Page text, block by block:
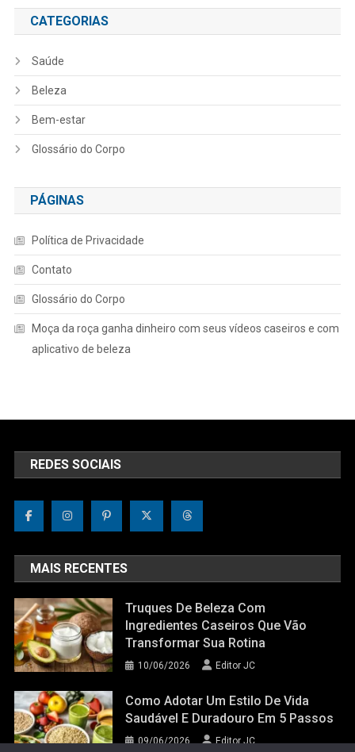
CATEGORIAS
Saúde
Beleza
Bem-estar
Glossário do Corpo
PÁGINAS
Política de Privacidade
Contato
Glossário do Corpo
Moça da roça ganha dinheiro com seus vídeos caseiros e com
aplicativo de beleza
REDES SOCIAIS
MAIS RECENTES
Truques De Beleza Com
Ingredientes Caseiros Que Vão
Transformar Sua Rotina
10/06/2026 Editor JC
Como Adotar Um Estilo De Vida
Saudável E Duradouro Em 5 Passos
09/06/2026 Editor JC